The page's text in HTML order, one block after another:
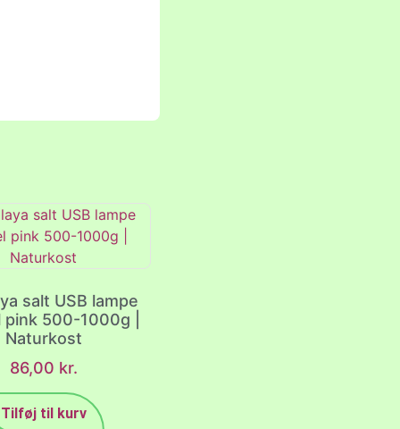
salt USB lampe
500-1000g |
Naturkost
86,00 kr.
Tilføj til kurv